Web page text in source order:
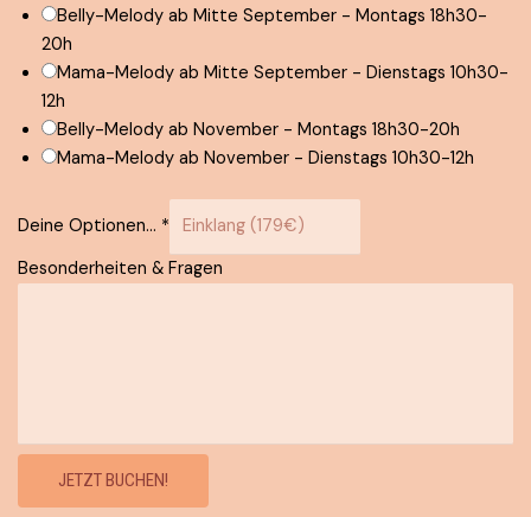
Belly-Melody ab Mitte September - Montags 18h30-
20h
Mama-Melody ab Mitte September - Dienstags 10h30-
12h
Belly-Melody ab November - Montags 18h30-20h
Mama-Melody ab November - Dienstags 10h30-12h
Deine Optionen... *
B
e
Besonderheiten & Fragen
JETZT BUCHEN!